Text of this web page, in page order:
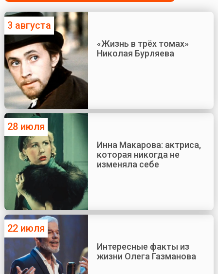
3 августа
«Жизнь в трёх томах»
Николая Бурляева
28 июля
Инна Макарова: актриса,
которая никогда не
изменяла себе
22 июля
Интересные факты из
жизни Олега Газманова